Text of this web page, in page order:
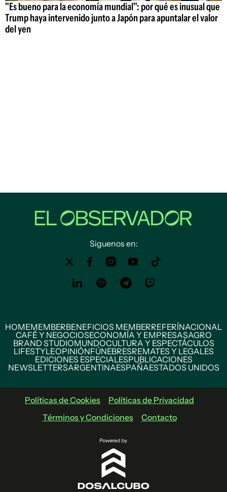
"Es bueno para la economía mundial": por qué es inusual que
Trump haya intervenido junto a Japón para apuntalar el valor
del yen
Siguenos en:
HOMEMEMBERBENEFICIOS MEMBERREFERÍNACIONAL
CAFÉ Y NEGOCIOSECONOMÍA Y EMPRESASAGRO
BRAND STUDIOMUNDOCULTURA Y ESPECTÁCULOS
LIFESTYLEOPINIÓNFÚNEBRESREMATES Y LEGALES
EDICIONES ESPECIALESPUBLICACIONES
NEWSLETTERSARGENTINAESPAÑAESTADOS UNIDOS
Políticas de Cookies
Políticas de Privacidad
Términos y Condiciones
Contacto